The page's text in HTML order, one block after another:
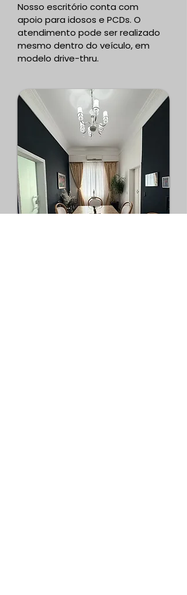
Nosso escritório conta com
apoio para idosos e PCDs. O
atendimento pode ser realizado
mesmo dentro do veículo, em
modelo drive-thru.